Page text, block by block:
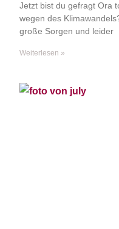
Jetzt bist du gefragt Ora
wegen des
große Sorgen und leider
Weiterlesen »